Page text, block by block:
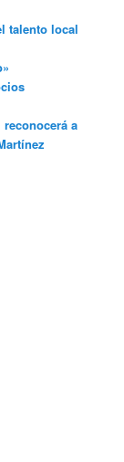
talento local
a